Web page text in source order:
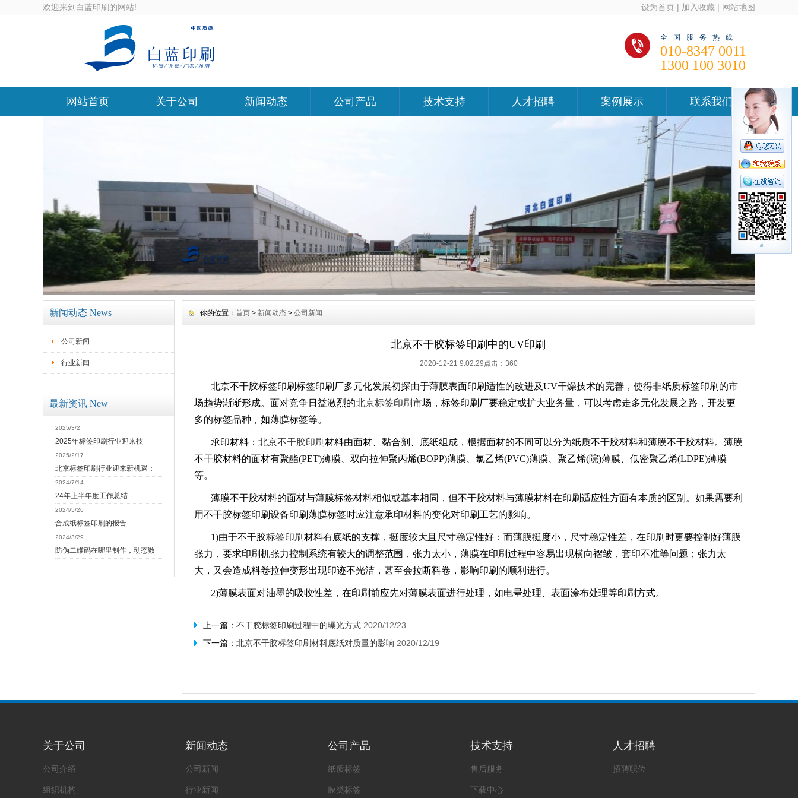
欢迎来到白蓝印刷的网站! 设为首页 | 加入收藏 | 网站地图
全国服务热线
010-8347 0011
1300 100 3010
网站首页 关于公司 新闻动态 公司产品 技术支持 人才招聘 案例展示 联系我们
新闻动态 News
公司新闻
行业新闻
最新资讯 New
2025/3/2
2025年标签印刷行业迎来技
2025/2/17
北京标签印刷行业迎来新机遇：
2024/7/14
24年上半年度工作总结
2024/5/26
合成纸标签印刷的报告
2024/3/29
防伪二维码在哪里制作，动态数
你的位置： 首页 > 新闻动态 > 公司新闻
北京不干胶标签印刷中的UV印刷
2020-12-21 9:02:29点击： 360
北京不干胶标签印刷标签印刷厂多元化发展初探由于薄膜表面印刷适性的改进及UV干燥技术的完善，使得非纸质标签印刷的市
场趋势渐渐形成。面对竞争日益激烈的北京标签印刷市场，标签印刷厂要稳定或扩大业务量，可以考虑走多元化发展之路，开发更
多的标签品种，如薄膜标签等。
承印材料： 北京不干胶印刷材料由面材、黏合剂、底纸组成，根据面材的不同可以分为纸质不干胶材料和薄膜不干胶材料。薄膜
不干胶材料的面材有聚酯(PET)薄膜、双向拉伸聚丙烯(BOPP)薄膜、氯乙烯(PVC)薄膜、聚乙烯(院)薄膜、低密聚乙烯(LDPE)薄膜
等。
薄膜不干胶材料的面材与薄膜标签材料相似或基本相同，但不干胶材料与薄膜材料在印刷适应性方面有本质的区别。如果需要利
用不干胶标签印刷设备印刷薄膜标签时应注意承印材料的变化对印刷工艺的影响。
1)由于不干胶标签印刷材料有底纸的支撑，挺度较大且尺寸稳定性好：而薄膜挺度小，尺寸稳定性差，在印刷时更要控制好薄膜
张力，要求印刷机张力控制系统有较大的调整范围，张力太小，薄膜在印刷过程中容易出现横向褶皱，套印不准等问题；张力太
大，又会造成料卷拉伸变形出现印迹不光洁，甚至会拉断料卷，影响印刷的顺利进行。
2)薄膜表面对油墨的吸收性差，在印刷前应先对薄膜表面进行处理，如电晕处理、表面涂布处理等印刷方式。
上一篇： 不干胶标签印刷过程中的曝光方式 2020/12/23
下一篇： 北京不干胶标签印刷材料底纸对质量的影响 2020/12/19
关于公司
公司介绍
组织机构
新闻动态
公司新闻
行业新闻
公司产品
纸质标签
膜类标签
技术支持
售后服务
下载中心
人才招聘
招聘职位